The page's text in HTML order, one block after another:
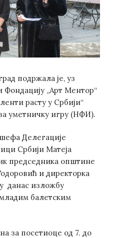
подржала је, уз
Фондацију „Арт Ментор“
расту у Србији“
уметничку игру (НФИ).
Делегације
Србији Матеја
председника општине
и директорка
данас изложбу
балетским
за посетиоце од 7. до